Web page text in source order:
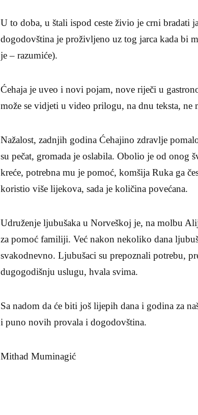
U to doba, u štali ispod ceste živio je crni bradati
dogodovština je proživljeno uz tog jarca kada bi
je – razumiće).
Ćehaja je uveo i novi pojam, nove riječi u
može se vidjeti u video prilogu, na dnu teksta, ne
Nažalost, zadnjih godina Ćehajino zdravlje
su pečat, gromada je oslabila. Obolio je od onog
kreće, potrebna mu je pomoć, komšija Ruka ga
koristio više lijekova, sada je količina povećana.
Udruženje ljubušaka u Norveškoj je, na molbu
za pomoć familiji. Već nakon nekoliko dana
svakodnevno. Ljubušaci su prepoznali potrebu,
dugogodišnju uslugu, hvala svima.
Sa nadom da će biti još lijepih dana i godina za
i puno novih provala i dogodovština.
Mithad Muminagić